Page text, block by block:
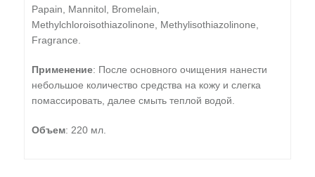
Papain, Mannitol, Bromelain,
Methylchloroisothiazolinone, Methylisothiazolinone,
Fragrance.
Применение: После основного очищения нанести
небольшое количество средства на кожу и слегка
помассировать, далее смыть теплой водой.
Объем: 220 мл.